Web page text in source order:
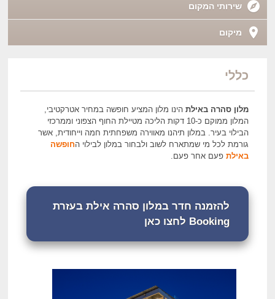
שירותי המקום
מיקום
כללי
מלון סהרה באילת הינו מלון המציע חופשה במחיר אטרקטיבי,
המלון ממוקם כ-10 דקות הליכה מטיילת החוף הצפוני וממרכזי
הבילוי בעיר. במלון תיהנו מאווירה משפחתית חמה וייחודית, אשר
גורמת לכל מי שמתארח לשוב ולבחור במלון לבילוי החופשה
באילת פעם אחר פעם.
להזמנה חדר במלון סהרה אילת בעזרת
Booking לחצו כאן